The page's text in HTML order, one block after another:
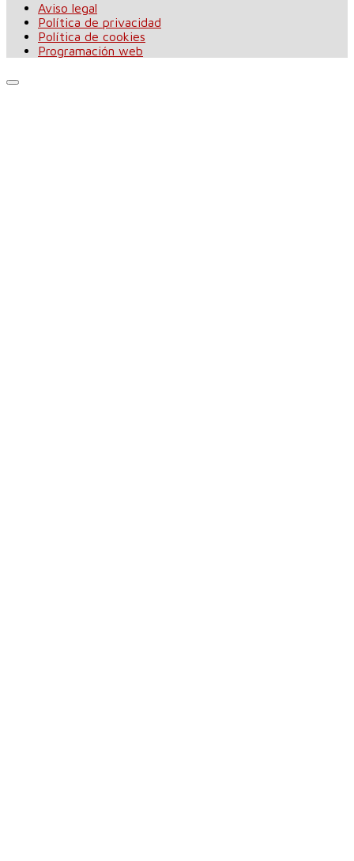
Aviso legal
Política de privacidad
Política de cookies
Programación web